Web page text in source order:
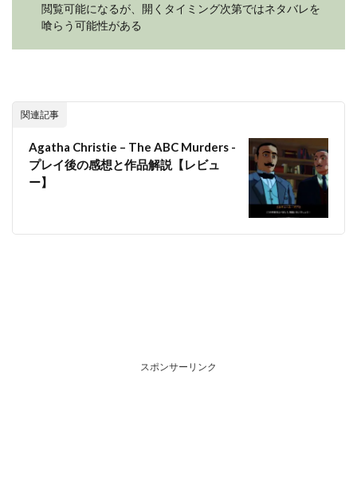
閲覧可能になるが、開くタイミング次第ではネタバレを
喰らう可能性がある
関連記事
Agatha Christie – The ABC Murders -
プレイ後の感想と作品解説【レビュ
ー】
スポンサーリンク